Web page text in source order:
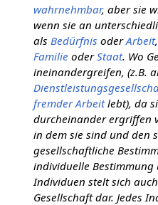
wahrnehmbar, aber sie
wenn sie an
als Bedürfnis oderArbeit
Familie oderStaat. Wo
ineinandergreifen, (z.B.
fremder Arbeitlebt), da
durcheinander ergriffen
in dem sie sind und den
gesellschaftliche
individuelle
Individuen stelt sich
Gesellschaft dar. Jedes